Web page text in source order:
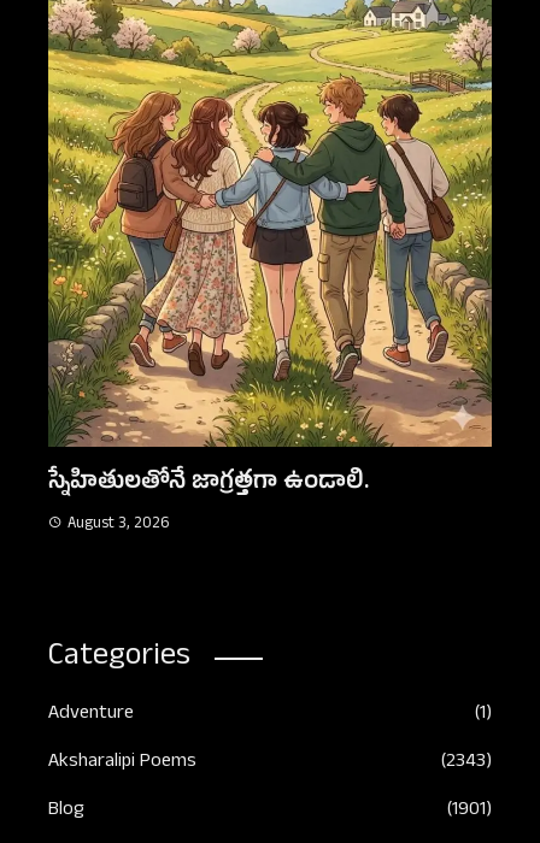
జాగ్రత్తగా ఉండాలి.
Categories
Adventure
(1)
Aksharalipi Poems
(2343)
Blog
(1901)